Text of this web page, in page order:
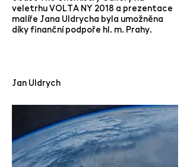
veletrhu VOLTA NY 2018 a prezentace
malíře Jana Uldrycha byla umožněna
díky finanční podpoře hl. m. Prahy.
Jan Uldrych